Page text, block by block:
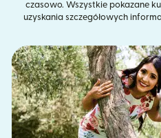
czasowo. Wszystkie pokazane
uzyskania szczegółowych